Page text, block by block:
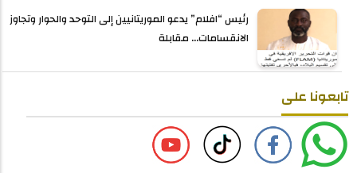
رئيس “افلام” يدعو الموريتانيين إلى التوحد والحوار وتجاوز
الانقسامات... مقابلة
تابعونا على